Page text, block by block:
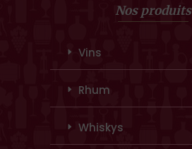
Nos produits
Vins
Rhum
Whiskys